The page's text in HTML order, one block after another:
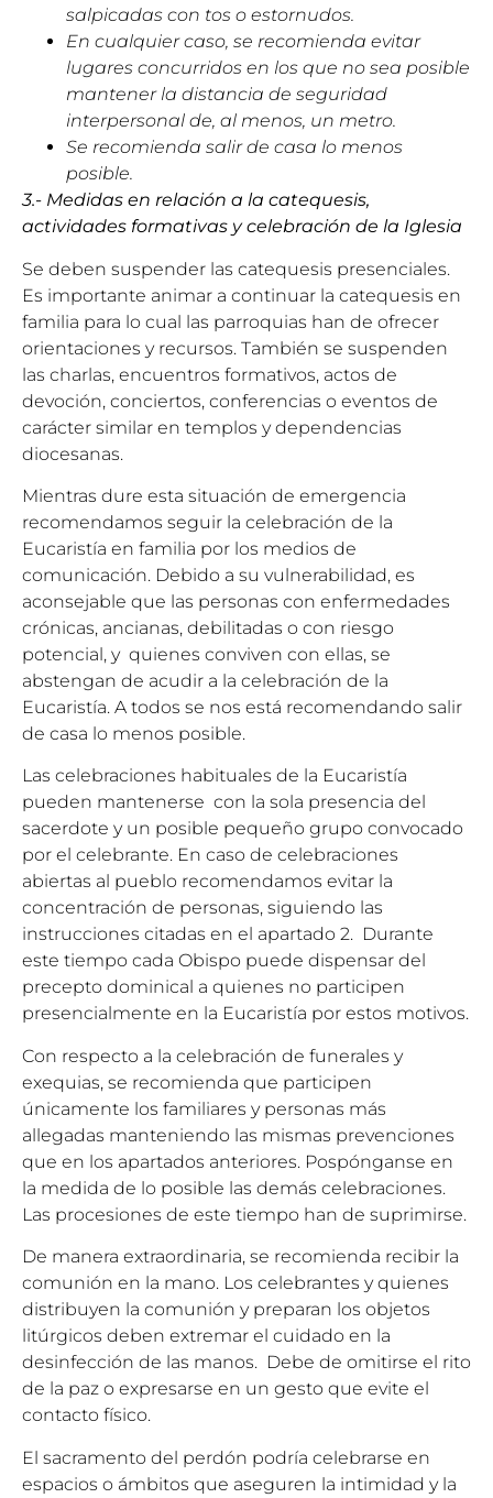
salpicadas con tos o estornudos.
En cualquier caso, se recomienda evitar
lugares concurridos en los que no sea posible
mantener la distancia de seguridad
interpersonal de, al menos, un metro.
Se recomienda salir de casa lo menos
posible.
3.- Medidas en relación a la catequesis,
actividades formativas y celebración de la Iglesia
Se deben suspender las catequesis presenciales.
Es importante animar a continuar la catequesis en
familia para lo cual las parroquias han de ofrecer
orientaciones y recursos. También se suspenden
las charlas, encuentros formativos, actos de
devoción, conciertos, conferencias o eventos de
carácter similar en templos y dependencias
diocesanas.
Mientras dure esta situación de emergencia
recomendamos seguir la celebración de la
Eucaristía en familia por los medios de
comunicación. Debido a su vulnerabilidad, es
aconsejable que las personas con enfermedades
crónicas, ancianas, debilitadas o con riesgo
potencial, y quienes conviven con ellas, se
abstengan de acudir a la celebración de la
Eucaristía. A todos se nos está recomendando salir
de casa lo menos posible.
Las celebraciones habituales de la Eucaristía
pueden mantenerse con la sola presencia del
sacerdote y un posible pequeño grupo convocado
por el celebrante. En caso de celebraciones
abiertas al pueblo recomendamos evitar la
concentración de personas, siguiendo las
instrucciones citadas en el apartado 2. Durante
este tiempo cada Obispo puede dispensar del
precepto dominical a quienes no participen
presencialmente en la Eucaristía por estos motivos.
Con respecto a la celebración de funerales y
exequias, se recomienda que participen
únicamente los familiares y personas más
allegadas manteniendo las mismas prevenciones
que en los apartados anteriores. Pospónganse en
la medida de lo posible las demás celebraciones.
Las procesiones de este tiempo han de suprimirse.
De manera extraordinaria, se recomienda recibir la
comunión en la mano. Los celebrantes y quienes
distribuyen la comunión y preparan los objetos
litúrgicos deben extremar el cuidado en la
desinfección de las manos. Debe de omitirse el rito
de la paz o expresarse en un gesto que evite el
contacto físico.
El sacramento del perdón podría celebrarse en
espacios o ámbitos que aseguren la intimidad y la